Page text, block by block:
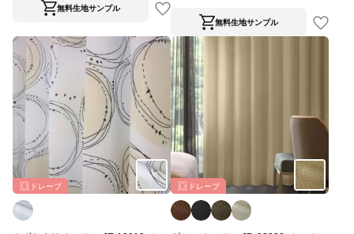
無料生地サンプル
無料生地サンプル
ドレープ ドレープ